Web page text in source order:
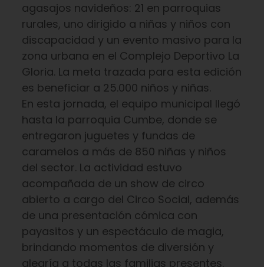
agasajos navideños: 21 en parroquias
rurales, uno dirigido a niñas y niños con
discapacidad y un evento masivo para la
zona urbana en el Complejo Deportivo La
Gloria. La meta trazada para esta edición
es beneficiar a 25.000 niños y niñas.
En esta jornada, el equipo municipal llegó
hasta la parroquia Cumbe, donde se
entregaron juguetes y fundas de
caramelos a más de 850 niñas y niños
del sector. La actividad estuvo
acompañada de un show de circo
abierto a cargo del Circo Social, además
de una presentación cómica con
payasitos y un espectáculo de magia,
brindando momentos de diversión y
alegría a todas las familias presentes.